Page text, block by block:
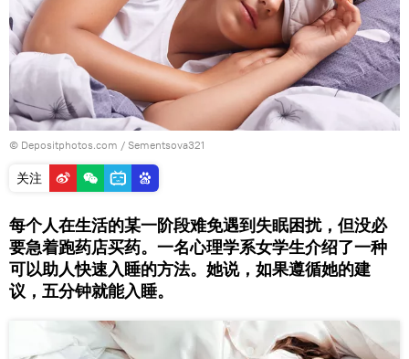
© Depositphotos.com / Sementsova321
关注
每个人在生活的某一阶段难免遇到失眠困扰，但没必
要急着跑药店买药。一名心理学系女学生介绍了一种
可以助人快速入睡的方法。她说，如果遵循她的建
议，五分钟就能入睡。